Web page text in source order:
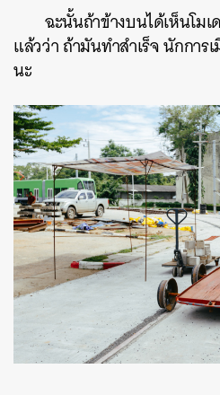
ฉะนั้นถ้าข้างบนได้เห็นโม
แล้วว่า ถ้ามันทำสำเร็จ นักกา
นะ